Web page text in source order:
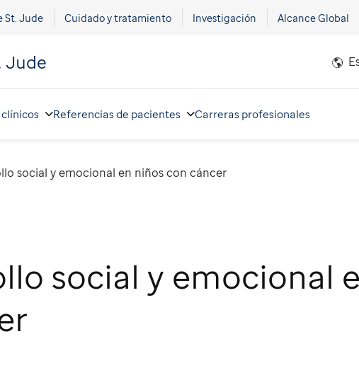
St. Jude Cuidado y tratamiento Investigación Alcance Global
Jude
clínicos Referencias de pacientes Carreras profesionales
social y emocional en niños con cáncer
social y emocional